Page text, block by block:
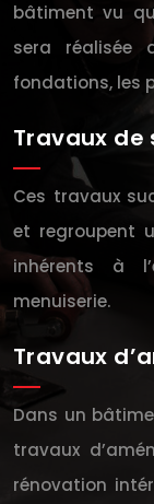
bâtiment vu
sera réalisée
fondations, les
Travaux
Ces travaux
et regroupent
inhérents à
menuiserie.
Travaux
Dans un
travaux
rénovation